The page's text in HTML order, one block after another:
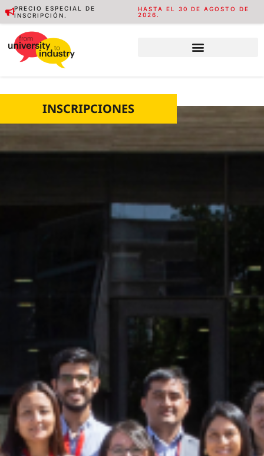
PRECIO ESPECIAL DE
INSCRIPCIÓN.
HASTA EL 30 DE AGOSTO DE
2026.
INSCRIPCIONES